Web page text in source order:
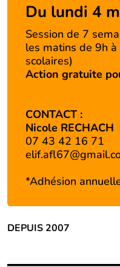
Du lundi 4
Session de 7
les matins de 9h
scolaires)
Action gratuite
CONTACT :
Nicole RECHACH
07 43 42 16 71
*Adhésion
DEPUIS 2007